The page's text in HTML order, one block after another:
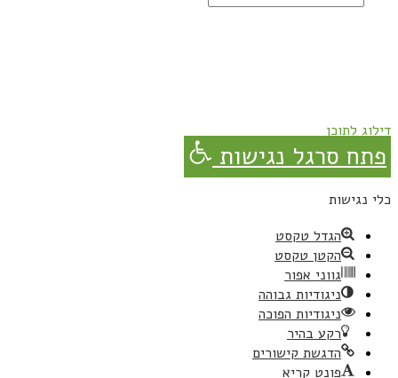
דילוג לתוכן
פתח סרגל נגישות
כלי נגישות
הגדל טקסט
הקטן טקסט
גווני אפור
ניגודיות גבוהה
ניגודיות הפוכה
רקע בהיר
הדגשת קישורים
פונט קריא